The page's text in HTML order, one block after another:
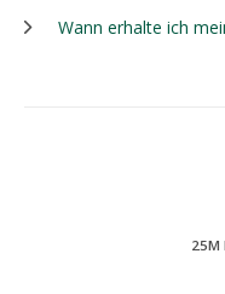
Wann erhalte ich